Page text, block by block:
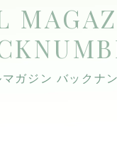
マガジン バックナ